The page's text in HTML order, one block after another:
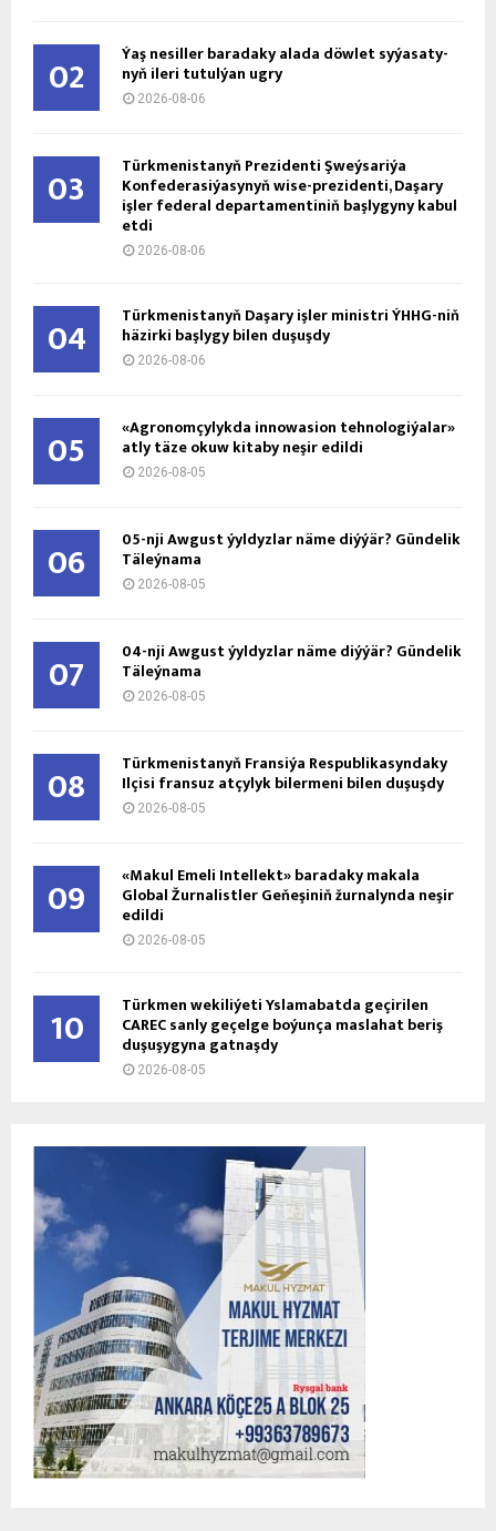
02 Ýaş ne­sil­ler ba­ra­da­ky ala­da döw­let sy­ýa­sa­ty­
nyň ile­ri tu­tul­ýan ug­ry
2026-08-06
03 Türkmenistanyň Prezidenti Şweýsariýa
Konfederasiýasynyň wise-prezidenti, Daşary
işler federal departamentiniň başlygyny kabul
etdi
2026-08-06
04 Türkmenistanyň Daşary işler ministri ÝHHG-niň
häzirki başlygy bilen duşuşdy
2026-08-06
05 «Agronomçylykda innowasion tehnologiýalar»
atly täze okuw kitaby neşir edildi
2026-08-05
06 05-nji Awgust ýyldyzlar näme diýýär? Gündelik
Täleýnama
2026-08-05
07 04-nji Awgust ýyldyzlar näme diýýär? Gündelik
Täleýnama
2026-08-05
08 Türkmenistanyň Fransiýa Respublikasyndaky
Ilçisi fransuz atçylyk bilermeni bilen duşuşdy
2026-08-05
09 «Makul Emeli Intellekt» baradaky makala
Global Žurnalistler Geňeşiniň žurnalynda neşir
edildi
2026-08-05
10 Türkmen wekiliýeti Yslamabatda geçirilen
CAREC sanly geçelge boýunça maslahat beriş
duşuşygyna gatnaşdy
2026-08-05